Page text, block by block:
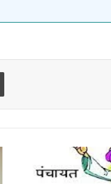
Print
लदनियां
प्रखंड